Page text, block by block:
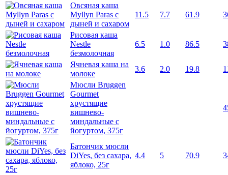
Овсяная каша
Myllyn Paras с
дыней и сахаром
11.5 7.7 61.9
Рисовая каша
Nestle
безмолочная
6.5 1.0 86.5
Ячневая каша на
молоке
3.6 2.0 19.8
Мюсли Bruggen
Gourmet
хрустящие
вишнево-
миндальные с
йогуртом, 375г
Батончик мюсли
DiYes, без сахара,
яблоко, 25г
4.4 5 70.9